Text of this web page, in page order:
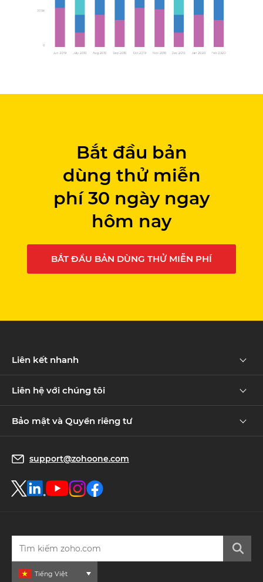
Bắt đầu bản
dùng thử miễn
phí 30 ngày ngay
hôm nay
BẮT ĐẦU BẢN DÙNG THỬ MIỄN PHÍ
Liên kết nhanh
Liên hệ với chúng tôi
Bảo mật và Quyền riêng tư
support@zohoone.com
Tiếng Việt